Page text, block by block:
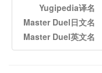
Yugipedia译名
Master Duel日文名
Master Duel英文名